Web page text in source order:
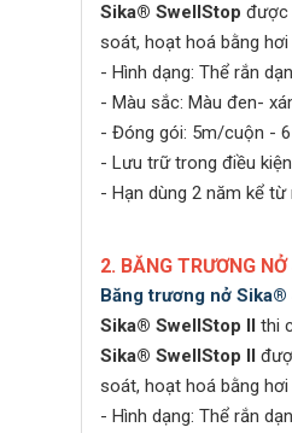
Sika® SwellStop được
soát, hoạt hoá bằng
- Hình dạng: Thể rắn
- Màu sắc: Màu đen-
- Đóng gói: 5m/cuộn -
- Lưu trữ trong điều
- Hạn dùng 2 năm kể
2. BĂNG TRƯƠNG
Băng trương nở Sika®
Sika® SwellStop II thi
Sika® SwellStop II
soát, hoạt hoá bằng
- Hình dạng: Thể rắn